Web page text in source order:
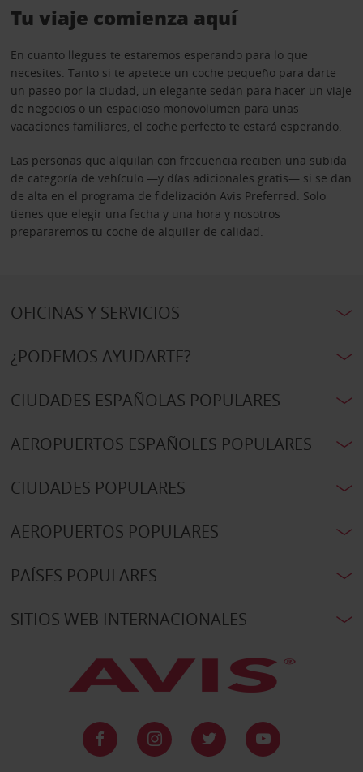
Tu viaje comienza aquí
En cuanto llegues te estaremos esperando para lo que
necesites. Tanto si te apetece un coche pequeño para darte
un paseo por la ciudad, un elegante sedán para hacer un viaje
de negocios o un espacioso monovolumen para unas
vacaciones familiares, el coche perfecto te estará esperando.
Las personas que alquilan con frecuencia reciben una subida
de categoría de vehículo —y días adicionales gratis— si se dan
de alta en el programa de fidelización Avis Preferred. Solo
tienes que elegir una fecha y una hora y nosotros
prepararemos tu coche de alquiler de calidad.
OFICINAS Y SERVICIOS
¿PODEMOS AYUDARTE?
CIUDADES ESPAÑOLAS POPULARES
AEROPUERTOS ESPAÑOLES POPULARES
CIUDADES POPULARES
AEROPUERTOS POPULARES
PAÍSES POPULARES
SITIOS WEB INTERNACIONALES